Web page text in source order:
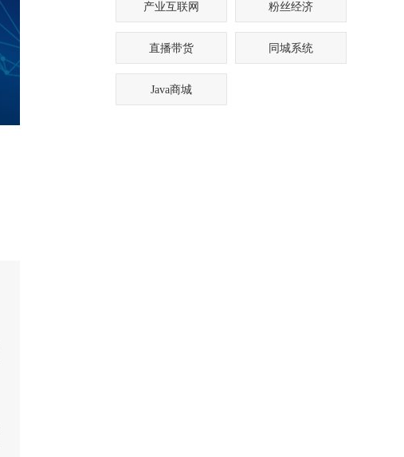
产业互联网 粉丝经济
直播带货 同城系统
Java商城